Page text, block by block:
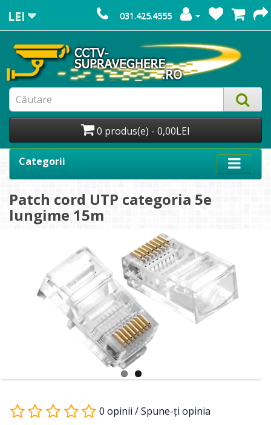
LEI 031.425.4555
0 produs(e) - 0,00LEI
Categorii
Patch cord UTP categoria 5e
lungime 15m
0 opinii /Spune-ţi opinia